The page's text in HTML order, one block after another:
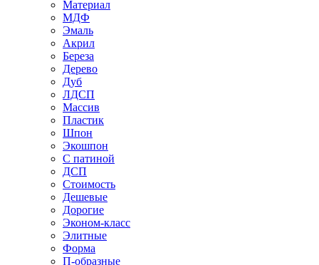
Материал
МДФ
Эмаль
Акрил
Береза
Дерево
Дуб
ЛДСП
Массив
Пластик
Шпон
Экошпон
С патиной
ДСП
Стоимость
Дешевые
Дорогие
Эконом-класс
Элитные
Форма
П-образные